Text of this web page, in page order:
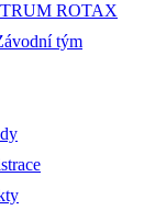
ROTAX
tým